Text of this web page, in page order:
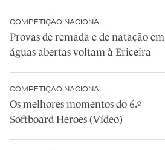
COMPETIÇÃO NACIONAL
Provas de remada e de natação em
águas abertas voltam à Ericeira
COMPETIÇÃO NACIONAL
Os melhores momentos do 6.º
Softboard Heroes (Vídeo)